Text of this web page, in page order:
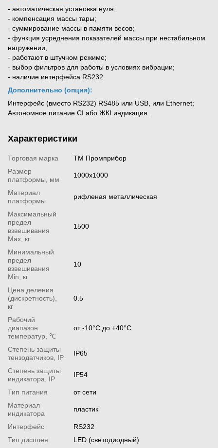
- автоматическая установка нуля;
- компенсация массы тары;
- суммирование массы в памяти весов;
- функция усреднения показателей массы при нестабильном
нагружении;
- работают в штучном режиме;
- выбор фильтров для работы в условиях вибрации;
- наличие интерфейса RS232.
Дополнительно (опция):
Интерфейс (вместо RS232) RS485 или USB, или Ethernet;
Автономное питание СІ або ЖКІ индикация.
Характеристики
Торговая марка
ТМ Промприбор
Размер
платформы, мм
1000x1000
Материал
платформы
рифленая металлическая
Максимальный
предел
взвешивания
Мах, кг
1500
Минимальный
предел
взвешивания
Min, кг
10
Цена деления
(дискретность),
кг
0.5
Рабочий
диапазон
температур, ℃
от -10°С до +40°С
Степень защиты
тензодатчиков, IP
IP65
Степень защиты
индикатора, IP
IP54
Тип питания
от сети
Материал
индикатора
пластик
Интерфейс
RS232
Тип дисплея
LED (светодиодный)